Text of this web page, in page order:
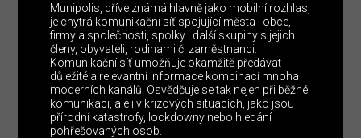
Munipolis, dříve známá hlavně jako mobilní rozhlas,
je chytrá komunikační síť spojující města i obce,
firmy a společnosti, spolky i další skupiny s jejich
členy, obyvateli, rodinami či zaměstnanci.
Komunikační síť umožňuje okamžitě předávat
důležité a relevantní informace kombinací mnoha
moderních kanálů. Osvědčuje se tak nejen při běžné
komunikaci, ale i v krizových situacích, jako jsou
přírodní katastrofy, lockdowny nebo hledání
pohřešovaných osob.